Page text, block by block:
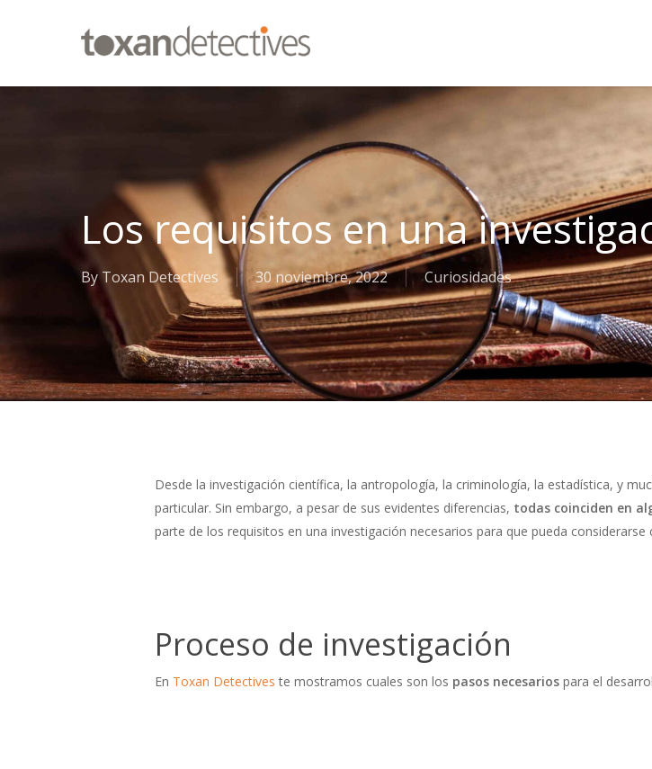
Los requisitos en una
ByToxan Detectives 30 noviembre, 2022 Curiosidades
Desde la investigación científica, la antropología, la criminología, la estadística, y
particular. Sin embargo, a pesar de sus evidentes diferencias, todas coinciden en
parte de los requisitos en una investigación necesarios para que pueda considerarse
Proceso de investigación
En Toxan Detectives te mostramos cuales son los pasos necesarios para el